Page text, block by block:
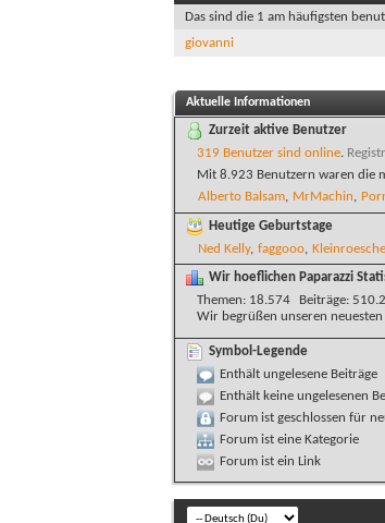
Das sind die 1 am häufigsten
giovanni
Aktuelle Informationen
Zurzeit aktive Benutzer
319 Benutzer sind online.
Mit 8.923 Benutzern waren die
Alberto Balsam, MrMachin,
Heutige Geburtstage
Ned Kelly, faggooo
Wir hoeflichen Paparazzi
Themen
18.574 Beiträge
Wir begrüßen unseren neuesten
Symbol-Legende
Enthält ungelesene Beiträge
Enthält keine ungelesenen
Forum ist geschlossen für
Forum ist eine Kategorie
Forum ist ein Link